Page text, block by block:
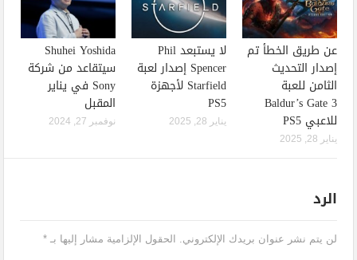
عن طريق الخطأ تم
إصدار التحديث
الثامن للعبة
Baldur’s Gate 3
للاعبي PS5
يناير 28, 2025
لا يستبعد Phil
Spencer إصدار لعبة
Starfield لأجهزة
PS5
يناير 28, 2025
Shuhei Yoshida
سيتقاعد من شركة
Sony في يناير
المقبل
نوفمبر 27, 2024
الرد
لن يتم نشر عنوان بريدك الإلكتروني. الحقول الإلزامية مشار إليها بـ*